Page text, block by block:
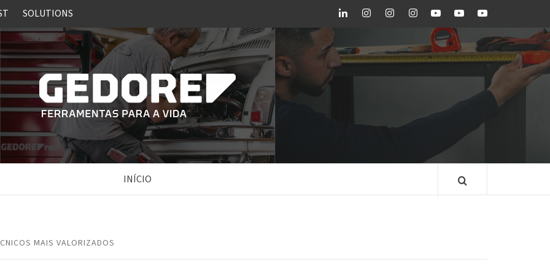
SOLUTIONS LinkedInInstagramInstagram
red
Instagram
ROBUST
Youtube
GEDORE
Youtube
GEDORE
red
Youtube
ROBUST
BLOG GEDORE
BRASIL
INÍCIO
MAIS VALORIZADOS